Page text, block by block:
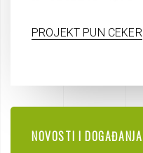
PROJEKT PUN CEKER
NOVOSTI I DOGAĐANJA